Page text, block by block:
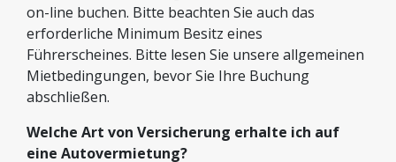
on-line buchen. Bitte beachten Sie auch das
erforderliche Minimum Besitz eines
Führerscheines. Bitte lesen Sie unsere allgemeinen
Mietbedingungen, bevor Sie Ihre Buchung
abschließen.
Welche Art von Versicherung erhalte ich auf
eine Autovermietung?